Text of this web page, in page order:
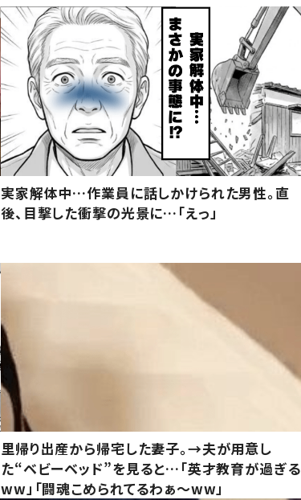
実家解体中…作業員に話しかけられた男性。直
後、目撃した衝撃の光景に…「えっ」
里帰り出産から帰宅した妻子。→夫が用意し
た“ベビーベッド”を見ると…「英才教育が過ぎる
ww」「闘魂こめられてるわぁ～ww」